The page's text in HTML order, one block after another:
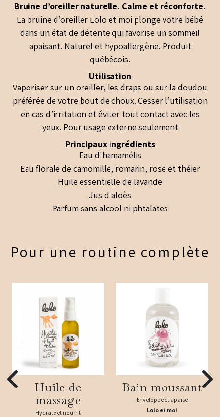
Bruine d’oreiller naturelle. Calme et réconforte.
La bruine d’oreiller Lolo et moi plonge votre bébé
dans un état de détente qui favorise un sommeil
apaisant. Naturel et hypoallergène. Produit
québécois.
Utilisation
Vaporiser sur un oreiller, les draps ou sur la doudou
préférée de votre bout de choux. Cesser l’utilisation
en cas d’irritation et éviter tout contact avec les
yeux. Pour usage externe seulement
Principaux ingrédients
Eau d'hamamélis
Eau florale de camomille, romarin, rose et théier
Huile essentielle de lavande
Jus d'aloès
Parfum sans alcool ni phtalates
Pour une routine complète
Huile de
massage
Hydrate et nourrit
Bain moussant
Enveloppe et apaise
Lolo et moi